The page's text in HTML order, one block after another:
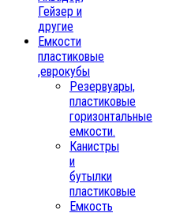
Гейзер и
другие
Емкости
пластиковые
,еврокубы
Резервуары,
пластиковые
горизонтальные
емкости.
Канистры
и
бутылки
пластиковые
Емкость